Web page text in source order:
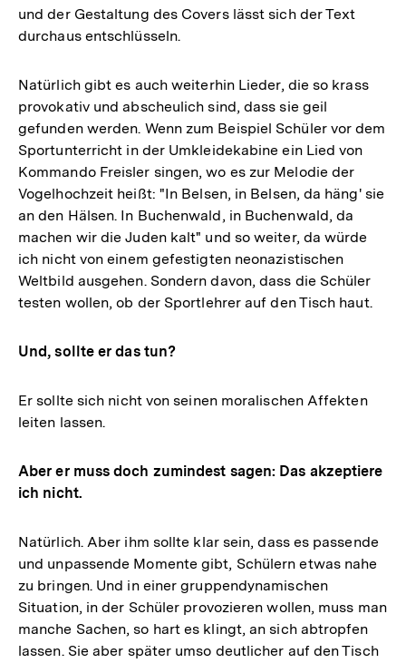
und der Gestaltung des Covers lässt sich der Text
durchaus entschlüsseln.
Natürlich gibt es auch weiterhin Lieder, die so krass
provokativ und abscheulich sind, dass sie geil
gefunden werden. Wenn zum Beispiel Schüler vor dem
Sportunterricht in der Umkleidekabine ein Lied von
Kommando Freisler singen, wo es zur Melodie der
Vogelhochzeit heißt: "In Belsen, in Belsen, da häng' sie
an den Hälsen. In Buchenwald, in Buchenwald, da
machen wir die Juden kalt" und so weiter, da würde
ich nicht von einem gefestigten neonazistischen
Weltbild ausgehen. Sondern davon, dass die Schüler
testen wollen, ob der Sportlehrer auf den Tisch haut.
Und, sollte er das tun?
Er sollte sich nicht von seinen moralischen Affekten
leiten lassen.
Aber er muss doch zumindest sagen: Das akzeptiere
ich nicht.
Natürlich. Aber ihm sollte klar sein, dass es passende
und unpassende Momente gibt, Schülern etwas nahe
zu bringen. Und in einer gruppendynamischen
Situation, in der Schüler provozieren wollen, muss man
manche Sachen, so hart es klingt, an sich abtropfen
lassen. Sie aber später umso deutlicher auf den Tisch